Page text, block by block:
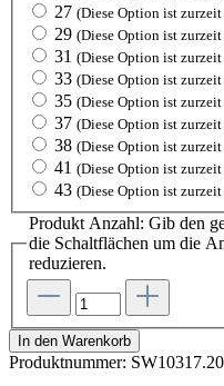
27 (Diese Option ist
29 (Diese Option ist
31 (Diese Option ist
33 (Diese Option ist
35 (Diese Option ist
37 (Diese Option ist
38 (Diese Option ist
41 (Diese Option ist
43 (Diese Option ist
Produkt Anzahl: Gib den
die Schaltflächen um die
reduzieren.
In den Warenkorb
Produktnummer: SW10317.20